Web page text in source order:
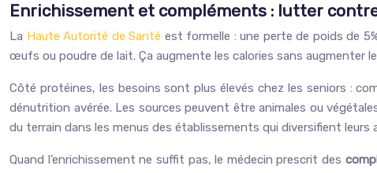
Enrichissement et compléments : lutter
La Haute Autorité de Santé est formelle : une perte de poids de
œufs ou poudre de lait. Ça augmente les calories sans augmenter
Côté protéines, les besoins sont plus élevés chez les seniors :
dénutrition avérée. Les sources peuvent être animales ou
du terrain dans les menus des établissements qui diversifient leurs
Quand l’enrichissement ne suffit pas, le médecin prescrit des